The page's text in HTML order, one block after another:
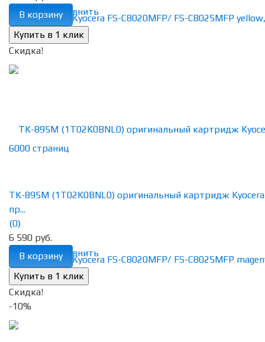
избранное сравнить
В корзину
Скидка!
избранное сравнить
TK-895M (1T02K0BNL0) оригинальный картридж
пр...
(0)
6 590 руб.
В корзину
Скидка!
-10%